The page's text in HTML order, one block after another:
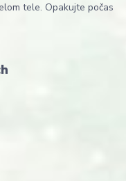
tele. Opakujte počas